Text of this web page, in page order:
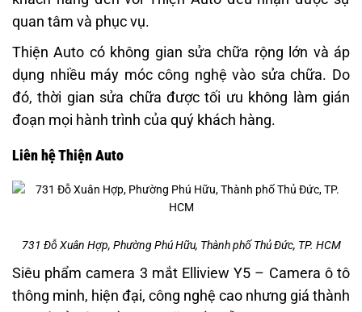
quan tâm và phục vụ.
Thiện Auto có không gian sửa chữa rộng lớn và áp
dụng nhiều máy móc công nghệ vào sửa chữa. Do
đó, thời gian sửa chữa được tối ưu không làm gián
đoạn mọi hành trình của quý khách hàng.
Liên hệ Thiện Auto
731 Đỗ Xuân Hợp, Phường Phú Hữu, Thành phố Thủ Đức, TP. HCM
Siêu phẩm camera 3 mắt Elliview Y5 – Camera ô tô
thông minh, hiện đại, công nghệ cao nhưng giá thành